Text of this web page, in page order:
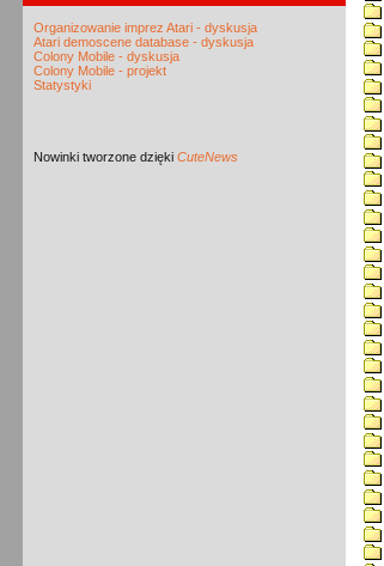
Organizowanie imprez Atari - dyskusja
Atari demoscene database - dyskusja
Colony Mobile - dyskusja
Colony Mobile - projekt
Statystyki
Nowinki tworzone dzięki CuteNews